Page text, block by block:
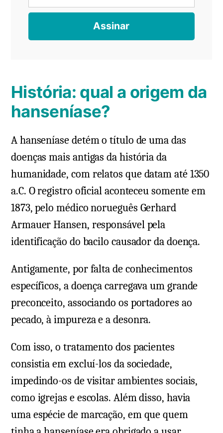
História: qual a origem da
hanseníase?
A hanseníase detém o título de uma das
doenças mais antigas da história da
humanidade, com relatos que datam até 1350
a.C. O registro oficial aconteceu somente em
1873, pelo médico norueguês Gerhard
Armauer Hansen, responsável pela
identificação do bacilo causador da doença.
Antigamente, por falta de conhecimentos
específicos, a doença carregava um grande
preconceito, associando os portadores ao
pecado, à impureza e a desonra.
Com isso, o tratamento dos pacientes
consistia em excluí-los da sociedade,
impedindo-os de visitar ambientes sociais,
como igrejas e escolas. Além disso, havia
uma espécie de marcação, em que quem